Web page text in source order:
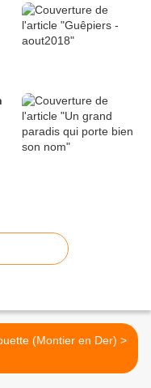
Mouette (Montier en Der) >